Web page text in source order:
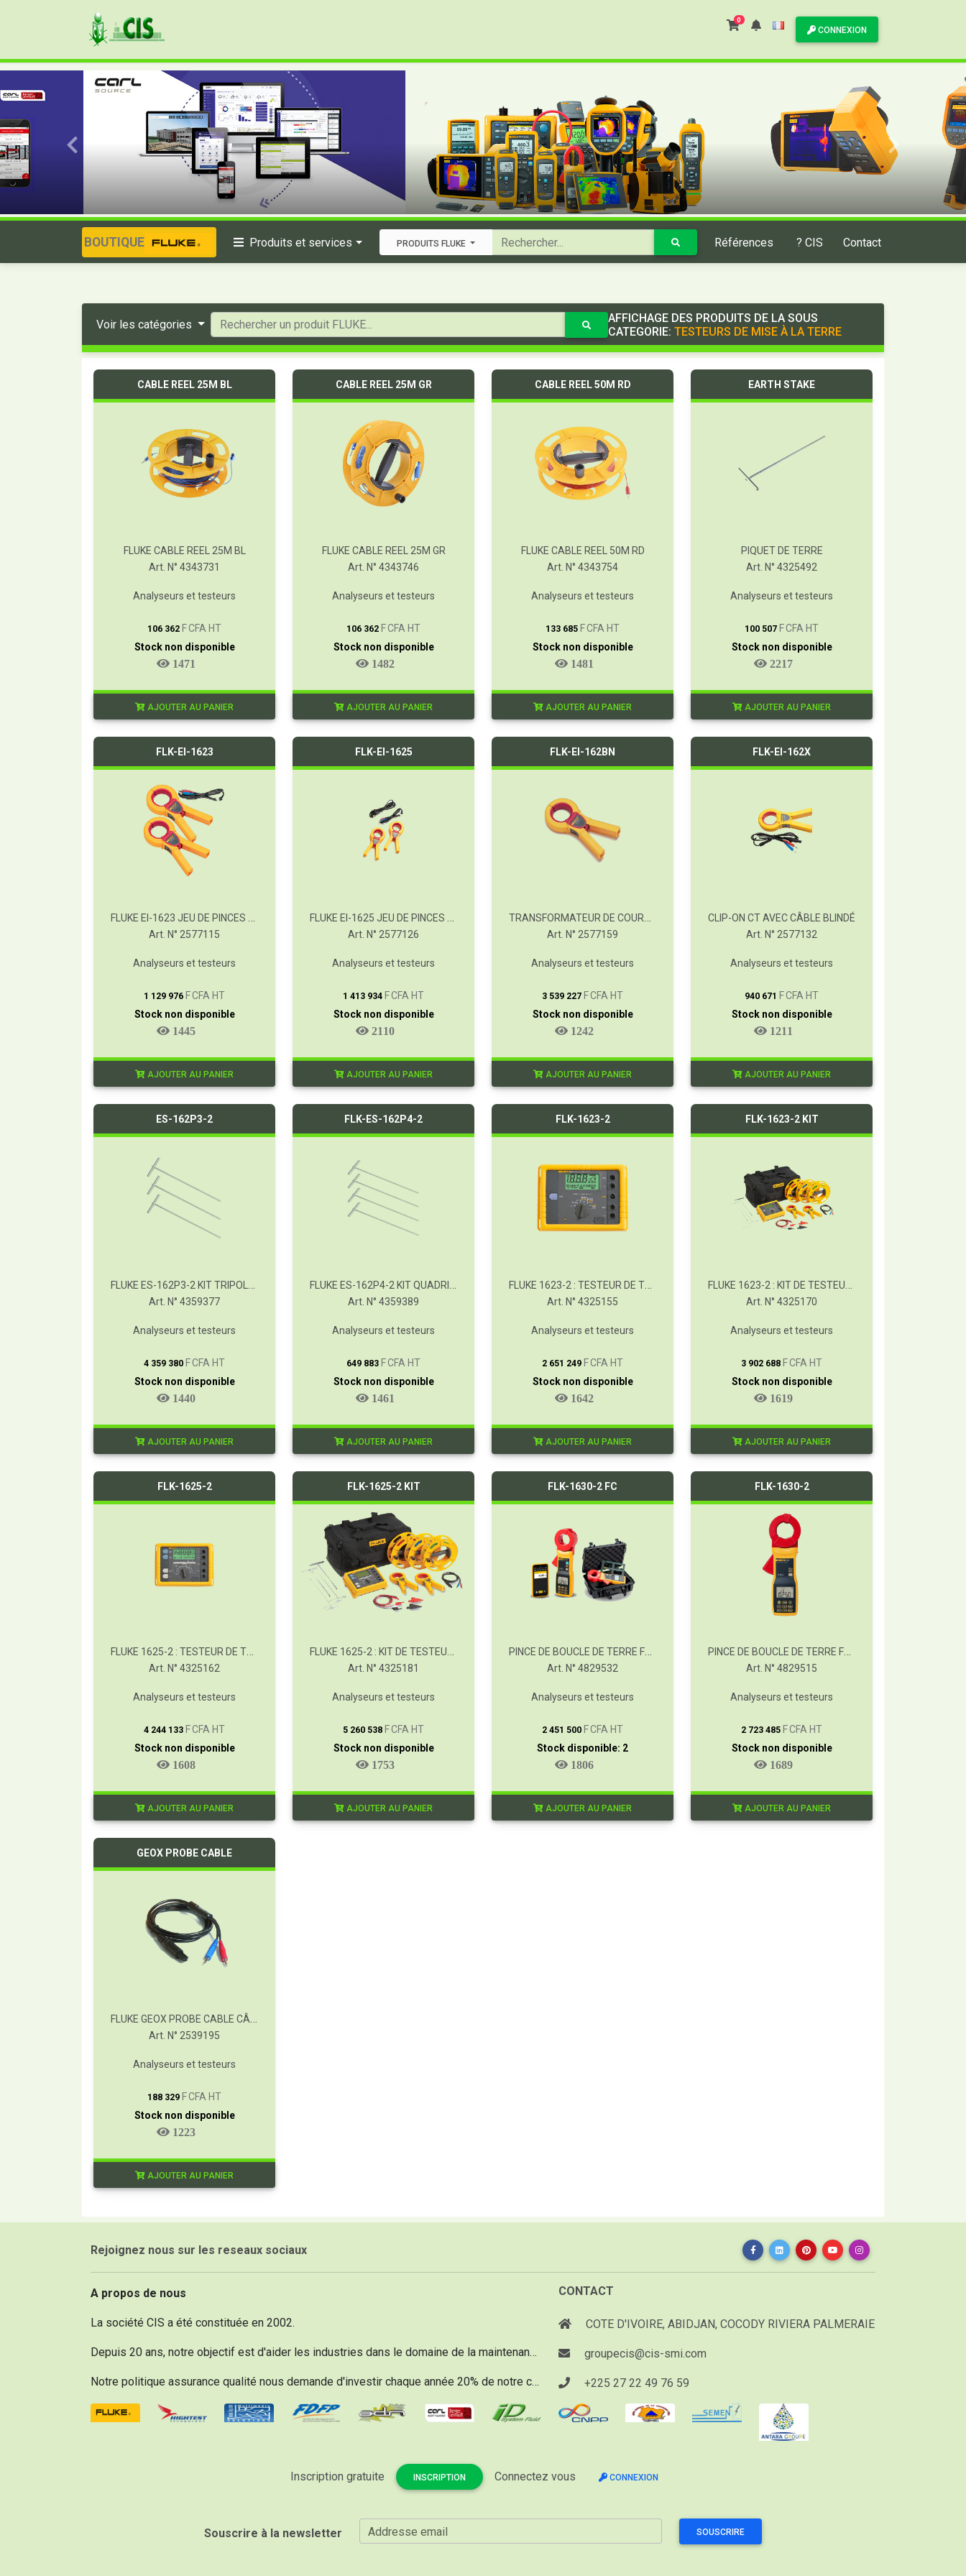
0
CONNEXION
BOUTIQUE Produits et services PRODUITS FLUKE Références ? CIS Contact
Voir les catégories
AFFICHAGE DES PRODUITS DE LA SOUS
CATEGORIE:TESTEURS DE MISE À LA TERRE
CABLE REEL 25M BL
FLUKE CABLE REEL 25M BL
Art. N° 4343731
Analyseurs et testeurs
106 362 F CFA HT
Stock non disponible
1471
AJOUTER AU PANIER
CABLE REEL 25M GR
FLUKE CABLE REEL 25M GR
Art. N° 4343746
Analyseurs et testeurs
106 362 F CFA HT
Stock non disponible
1482
AJOUTER AU PANIER
CABLE REEL 50M RD
FLUKE CABLE REEL 50M RD
Art. N° 4343754
Analyseurs et testeurs
133 685 F CFA HT
Stock non disponible
1481
AJOUTER AU PANIER
EARTH STAKE
PIQUET DE TERRE
Art. N° 4325492
Analyseurs et testeurs
100 507 F CFA HT
Stock non disponible
2217
AJOUTER AU PANIER
FLK-EI-1623
FLUKE EI-1623 JEU DE PINCES POUR MESURES SÉLECTIVES / SANS PIQUET
Art. N° 2577115
Analyseurs et testeurs
1 129 976 F CFA HT
Stock non disponible
1445
AJOUTER AU PANIER
FLK-EI-1625
FLUKE EI-1625 JEU DE PINCES SÉLECTIVES/SANS PIQUET POUR FLUKE 1625
Art. N° 2577126
Analyseurs et testeurs
1 413 934 F CFA HT
Stock non disponible
2110
AJOUTER AU PANIER
FLK-EI-162BN
TRANSFORMATEUR DE COURANT À PINCE FLUKE EI-162AC
Art. N° 2577159
Analyseurs et testeurs
3 539 227 F CFA HT
Stock non disponible
1242
AJOUTER AU PANIER
FLK-EI-162X
CLIP-ON CT AVEC CÂBLE BLINDÉ
Art. N° 2577132
Analyseurs et testeurs
940 671 F CFA HT
Stock non disponible
1211
AJOUTER AU PANIER
ES-162P3-2
Art. N° 4359377
Analyseurs et testeurs
4 359 380 F CFA HT
Stock non disponible
1440
AJOUTER AU PANIER
FLK-ES-162P4-2
Art. N° 4359389
Analyseurs et testeurs
649 883 F CFA HT
Stock non disponible
1461
AJOUTER AU PANIER
FLK-1623-2
Art. N° 4325155
Analyseurs et testeurs
2 651 249 F CFA HT
Stock non disponible
1642
AJOUTER AU PANIER
FLK-1623-2 KIT
Art. N° 4325170
Analyseurs et testeurs
3 902 688 F CFA HT
Stock non disponible
1619
AJOUTER AU PANIER
FLK-1625-2
FLUKE 1625-2 : TESTEUR DE TERRE GEO
Art. N° 4325162
Analyseurs et testeurs
4 244 133 F CFA HT
Stock non disponible
1608
AJOUTER AU PANIER
FLK-1625-2 KIT
FLUKE 1625-2 : KIT DE TESTEUR DE TERRE GEO
Art. N° 4325181
Analyseurs et testeurs
5 260 538 F CFA HT
Stock non disponible
1753
AJOUTER AU PANIER
FLK-1630-2 FC
PINCE DE BOUCLE DE TERRE FLUKE 1630-2 FC
Art. N° 4829532
Analyseurs et testeurs
2 451 500 F CFA HT
Stock disponible: 2
1806
AJOUTER AU PANIER
FLK-1630-2
PINCE DE BOUCLE DE TERRE FLUKE 1630-2
Art. N° 4829515
Analyseurs et testeurs
2 723 485 F CFA HT
Stock non disponible
1689
AJOUTER AU PANIER
GEOX PROBE CABLE
FLUKE GEOX PROBE CABLE CÂBLE DE CONNEXION GEOX POUR LES MODÈLES 1623-2 ET 1625-2
Art. N° 2539195
Analyseurs et testeurs
188 329 F CFA HT
Stock non disponible
1223
AJOUTER AU PANIER
Rejoignez nous sur les reseaux sociaux
A propos de nous
La société CIS a été constituée en 2002.
Depuis 20 ans, notre objectif est d'aider les industries dans le domaine de la maintenance vu qu'un réel besoin existe.
Notre politique assurance qualité nous demande d'investir chaque année 20% de notre chiffre d'affaire pour acquérir du matériel d'une technologie de pointe, performant et innovant.
CONTACT
COTE D'IVOIRE, ABIDJAN, COCODY RIVIERA PALMERAIE
groupecis@cis-smi.com
+225 27 22 49 76 59
Inscription gratuite INSCRIPTION Connectez vous CONNEXION
Souscrire à la newsletter Addresse email SOUSCRIRE